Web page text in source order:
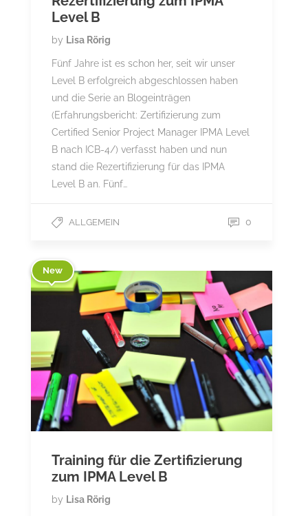
Level B
by Lisa Rörig
Fünf Jahre ist es schon her, seit wir unser
Level B erfolgreich abgeschlossen haben
und die Serie an Blogeinträgen
(Erfahrungsbericht: Zertifizierung zum
Certified Senior Project Manager IPMA Level
B nach ICB-4/) verfasst haben und nun
stand die Rezertifizierung für das IPMA
Level B an. Fünf…
ALLGEMEIN 0
New
Training für die Zertifizierung
zum IPMA Level B
by Lisa Rörig